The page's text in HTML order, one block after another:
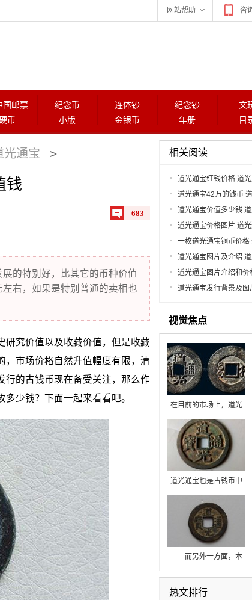
网站帮助 咨
国邮票 纪念币 连体钞 纪念钞 文
币 小版 金银币 年册 目
光通宝 >
钱
683
的特别好，比其它的币种价值
右，如果是特别普通的卖相也
研究价值以及收藏价值，但是收藏
，市场价格自然升值幅度有限，清
行的古钱币现在备受关注，那么作
少钱？下面一起来看看吧。
相关阅读
道光通宝红钱价格 道
道光通宝42万的钱币
道光通宝价值多少钱
道光通宝价格图片 道
一枚道光通宝铜币价格
道光通宝图片及介绍
道光通宝图片介绍和
道光通宝发行背景及
视觉焦点
在目前的市场上，道光
通宝成为了收藏家和投
资者的热门目标。近些
年来，清朝古钱币收藏
迎来高峰，收藏价值也
逐渐升高，其中比较突
出的道光通宝市场价格
我国古代钱币之一，铸
于清宣宗道光年间。
道光通宝也是古钱币中
的一种，它的价格也被
炒的火热，出现了一路
上涨的现象。下面是道
光通宝图片大全，大家
可以根据这些信息来考
察收藏市场，从中得到
验。
而另外一方面，本
美观，在正面的位置以
楷书写着“道光通宝”四
热文排行